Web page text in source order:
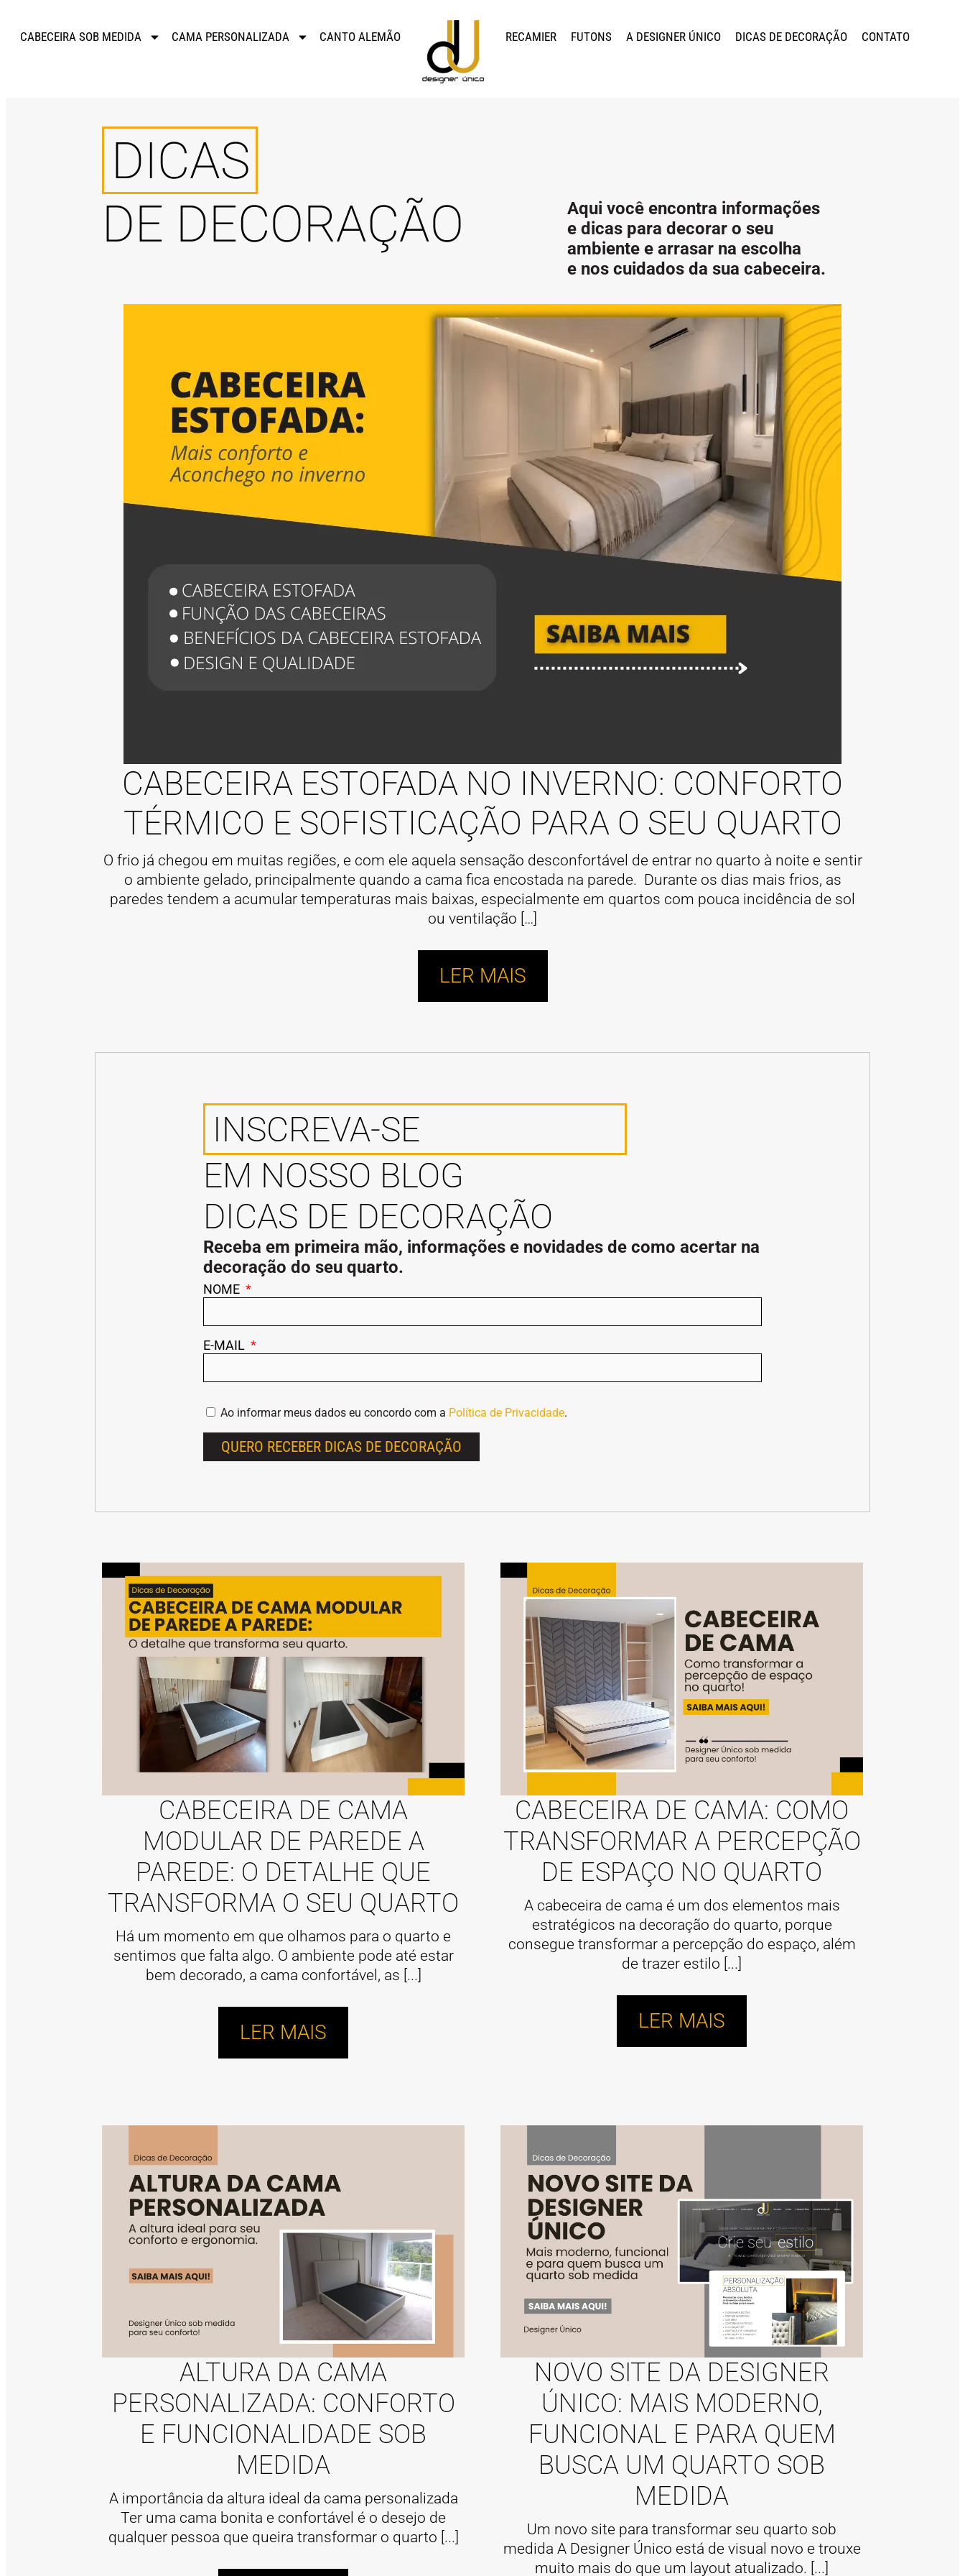
CABECEIRA SOB MEDIDA CAMA PERSONALIZADA CANTO ALEMÃO RECAMIER FUTONS A DESIGNER ÚNICO DICAS DE DECORAÇÃO CONTATO
DICAS
DE DECORAÇÃO
Aqui você encontra informações
e dicas para decorar o seu
ambiente e arrasar na escolha
e nos cuidados da sua cabeceira.
CABECEIRA ESTOFADA NO INVERNO: CONFORTO
TÉRMICO E SOFISTICAÇÃO PARA O SEU QUARTO
O frio já chegou em muitas regiões, e com ele aquela sensação desconfortável de entrar no quarto à noite e sentir
o ambiente gelado, principalmente quando a cama fica encostada na parede. Durante os dias mais frios, as
paredes tendem a acumular temperaturas mais baixas, especialmente em quartos com pouca incidência de sol
ou ventilação […]
LER MAIS
INSCREVA-SE
EM NOSSO BLOG
DICAS DE DECORAÇÃO
Receba em primeira mão, informações e novidades de como acertar na
decoração do seu quarto.
NOME
E-MAIL
Ao informar meus dados eu concordo com a Política de Privacidade.
QUERO RECEBER DICAS DE DECORAÇÃO
CABECEIRA DE CAMA
MODULAR DE PAREDE A
PAREDE: O DETALHE QUE
TRANSFORMA O SEU QUARTO
Há um momento em que olhamos para o quarto e
sentimos que falta algo. O ambiente pode até estar
bem decorado, a cama confortável, as [...]
LER MAIS
CABECEIRA DE CAMA: COMO
TRANSFORMAR A PERCEPÇÃO
DE ESPAÇO NO QUARTO
A cabeceira de cama é um dos elementos mais
estratégicos na decoração do quarto, porque
consegue transformar a percepção do espaço, além
de trazer estilo [...]
LER MAIS
ALTURA DA CAMA
PERSONALIZADA: CONFORTO
E FUNCIONALIDADE SOB
MEDIDA
A importância da altura ideal da cama personalizada
Ter uma cama bonita e confortável é o desejo de
qualquer pessoa que queira transformar o quarto [...]
NOVO SITE DA DESIGNER
ÚNICO: MAIS MODERNO,
FUNCIONAL E PARA QUEM
BUSCA UM QUARTO SOB
MEDIDA
Um novo site para transformar seu quarto sob
medida A Designer Único está de visual novo e trouxe
muito mais do que um layout atualizado. [...]